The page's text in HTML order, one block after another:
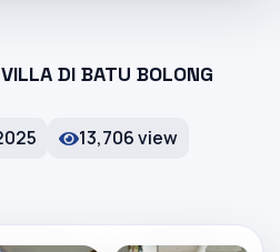
DI BATU BOLONG
13,706 view